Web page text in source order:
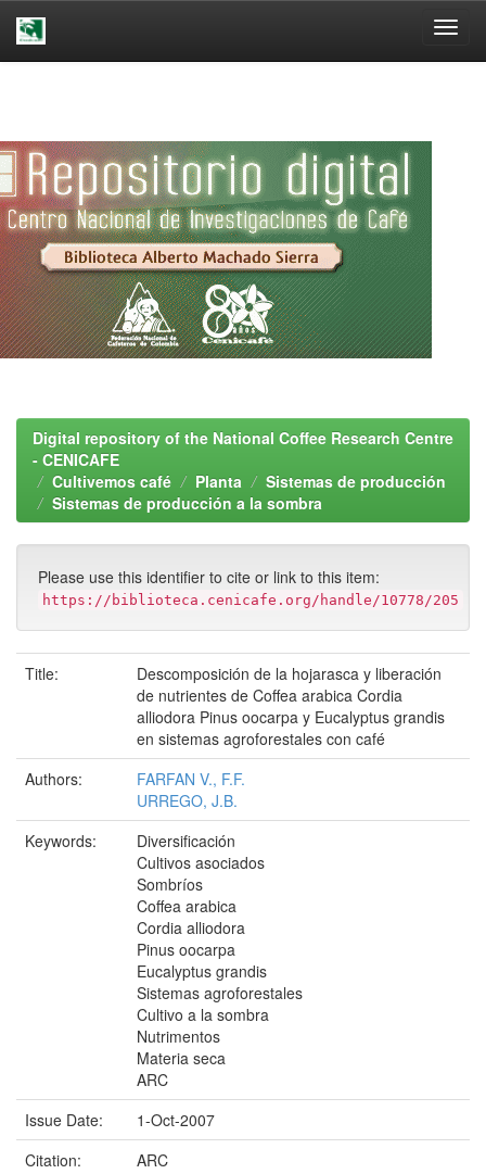
Digital repository of the National Coffee Research Centre
- CENICAFE
Cultivemos café
Planta
Sistemas de producción
Sistemas de producción a la sombra
Please use this identifier to cite or link to this item:
https://biblioteca.cenicafe.org/handle/10778/205
Title:
Descomposición de la hojarasca y liberación
de nutrientes de Coffea arabica Cordia
alliodora Pinus oocarpa y Eucalyptus grandis
en sistemas agroforestales con café
Authors:
FARFAN V., F.F.
URREGO, J.B.
Keywords:
Diversificación
Cultivos asociados
Sombríos
Coffea arabica
Cordia alliodora
Pinus oocarpa
Eucalyptus grandis
Sistemas agroforestales
Cultivo a la sombra
Nutrimentos
Materia seca
ARC
Issue Date:
1-Oct-2007
Citation:
ARC